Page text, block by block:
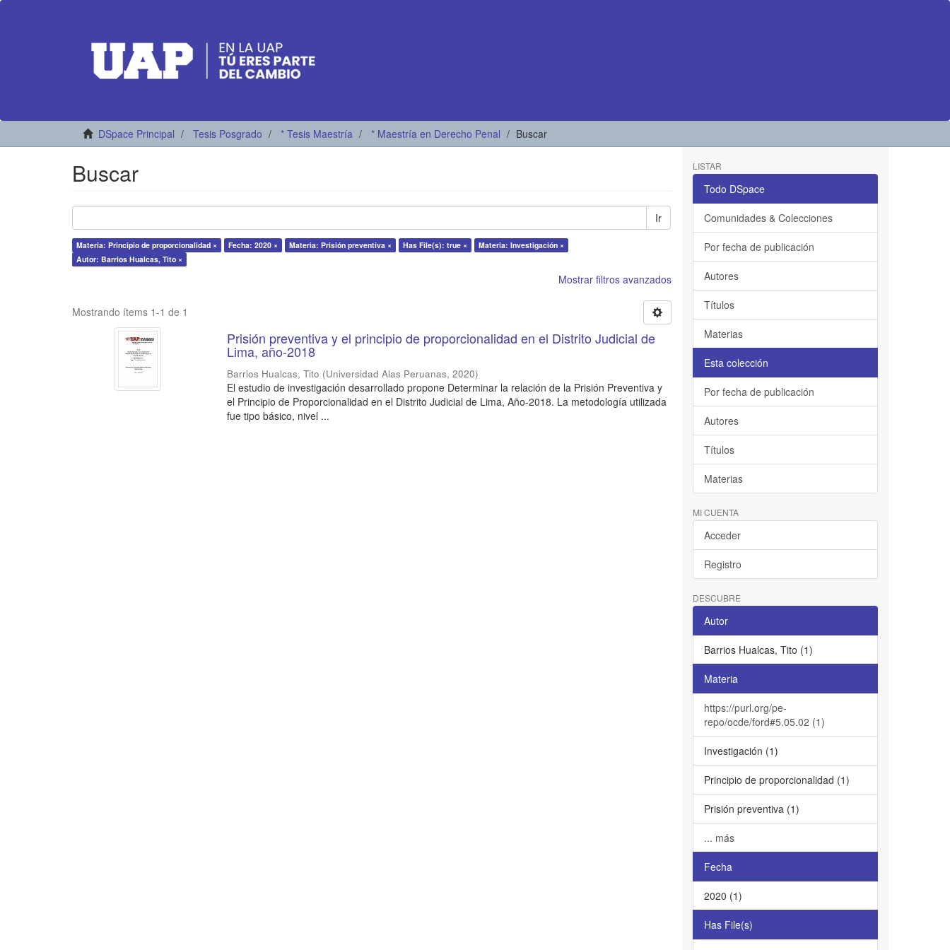
DSpace Principal Tesis Posgrado * Tesis Maestría * Maestría en Derecho Penal Buscar
Buscar
Ir
Materia: Principio de proporcionalidad × Fecha: 2020 × Materia: Prisión preventiva × Has File(s): true ×
Materia: Investigación ×
Autor: Barrios Hualcas, Tito ×
Mostrar filtros avanzados
Mostrando ítems 1-1 de 1
Prisión preventiva y el principio de proporcionalidad en el Distrito Judicial de
Lima, año-2018
Barrios Hualcas, Tito (Universidad Alas Peruanas,2020)
El estudio de investigación desarrollado propone Determinar la relación de la Prisión Preventiva y
el Principio de Proporcionalidad en el Distrito Judicial de Lima, Año-2018. La metodología utilizada
fue tipo básico, nivel ...
LISTAR
Todo DSpace
Comunidades & Colecciones
Por fecha de publicación
Autores
Títulos
Materias
Esta colección
Por fecha de publicación
Autores
Títulos
Materias
MI CUENTA
Acceder
Registro
DESCUBRE
Autor
Barrios Hualcas, Tito (1)
Materia
https://purl.org/pe-
repo/ocde/ford#5.05.02 (1)
Investigación (1)
Principio de proporcionalidad (1)
Prisión preventiva (1)
... más
Fecha
2020 (1)
Has File(s)